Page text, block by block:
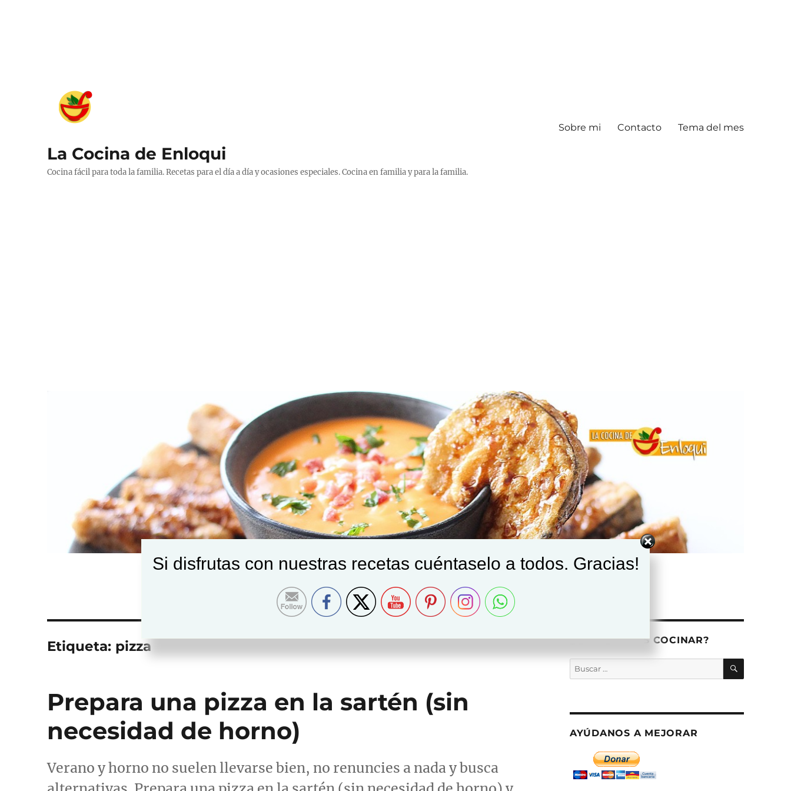
La Cocina de Enloqui
Cocina fácil para toda la familia. Recetas para el día a día y ocasiones especiales. Cocina en familia y para la familia.
Sobre mi Contacto Tema del mes
Etiqueta: pizza
Prepara una pizza en la sartén (sin
necesidad de horno)
Verano y horno no suelen llevarse bien, no renuncies a nada y busca
¿QUÉ QUIERES COCINAR?
Buscar
por:
BUSCAR
AYÚDANOS A MEJORAR
Si disfrutas con nuestras recetas cuéntaselo a todos. Gracias!